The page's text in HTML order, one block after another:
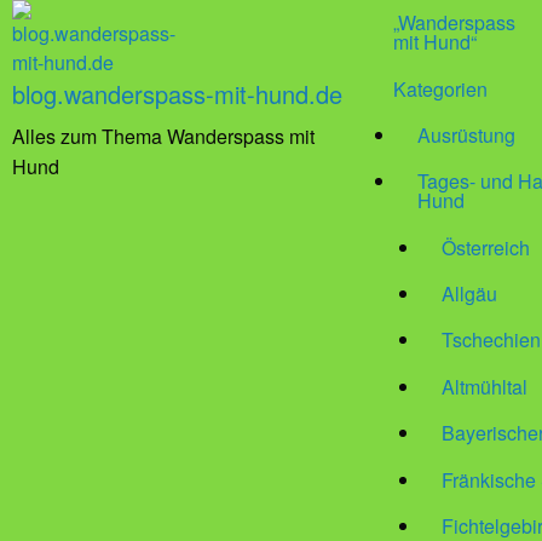
blog.wanderspass-mit-hund.de
Alles zum Thema Wanderspass mit
Hund
„Wanderspass
mit Hund“
Kategorien
Ausrüstung
Tages- und
Hund
Österreich
Allgäu
Tschechien
Altmühltal